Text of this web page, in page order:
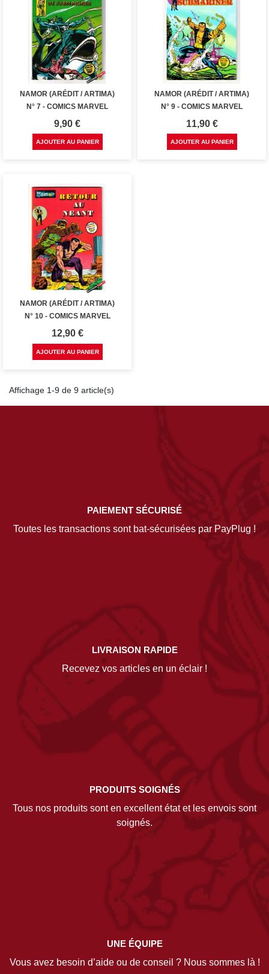
NAMOR (ARÉDIT / ARTIMA)
N° 7 - COMICS MARVEL
Prix
9,90 €
AJOUTER AU PANIER
NAMOR (ARÉDIT / ARTIMA)
N° 9 - COMICS MARVEL
Prix
11,90 €
AJOUTER AU PANIER
NAMOR (ARÉDIT / ARTIMA)
N° 10 - COMICS MARVEL
Prix
12,90 €
AJOUTER AU PANIER
Affichage 1-9 de 9 article(s)
PAIEMENT SÉCURISÉ
Toutes les transactions sont bat-sécurisées par PayPlug !
LIVRAISON RAPIDE
Recevez vos articles en un éclair !
PRODUITS SOIGNÉS
Tous nos produits sont en excellent état et les envois sont
soignés.
UNE ÉQUIPE
Vous avez besoin d’aide ou de conseil ? Nous sommes là !